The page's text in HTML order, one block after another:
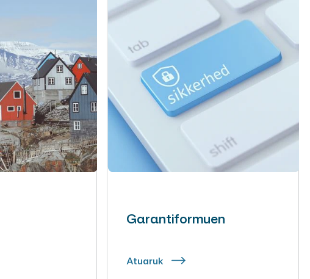
Garantiformuen
Atuaruk